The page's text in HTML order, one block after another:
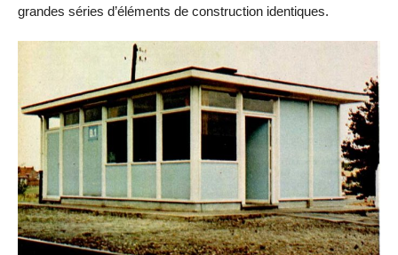
grandes séries d’éléments de construction identiques.